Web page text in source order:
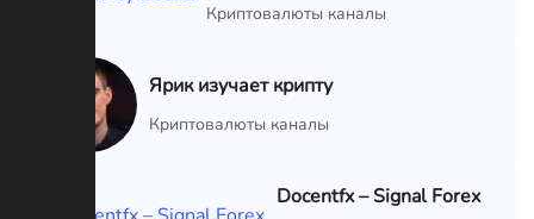
Криптовалюты каналы
Ярик изучает крипту
Криптовалюты каналы
Docentfx – Signal Forex